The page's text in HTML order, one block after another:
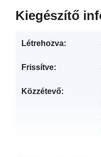
Kiegészítő
Létrehozva:
Frissítve:
Közzétevő: